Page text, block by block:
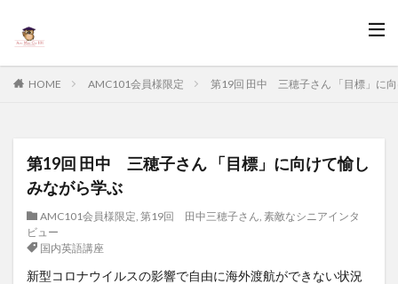
HOME AMC101会員様限定 第19回 田中 三穂子さん 「目標」に
第19回 田中 三穂子さん 「目標」に向けて愉し
みながら学ぶ
AMC101会員様限定, 第19回 田中三穂子さん, 素敵なシニアインタ
ビュー
国内英語講座
新型コロナウイルスの影響で自由に海外渡航ができない状況